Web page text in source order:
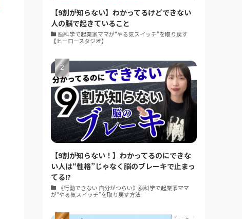
【9割が知らない】わかってるけどできない
人の脳で起きていること
脳科学で起業家ママが“やる気スイッチ”を取り戻す
【ヒーロースタジオ】
【9割が知らない！】わかってるのにできな
い人は“性格”じゃなく脳のブレーキで止まっ
てる!?
《行動できない 自分がつらい》脳科学で起業家ママ
が“やる気スイッチ”を取り戻す方法